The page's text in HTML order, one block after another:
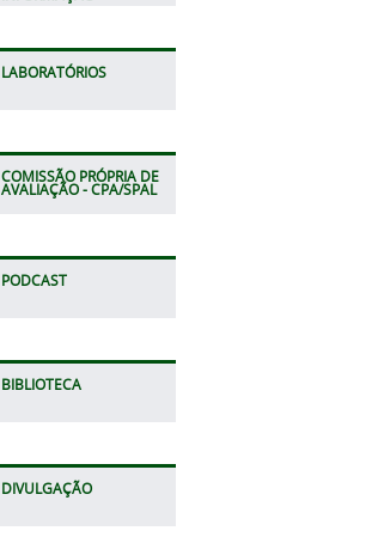
LABORATÓRIOS
COMISSÃO PRÓPRIA DE
AVALIAÇÃO - CPA/SPAL
PODCAST
BIBLIOTECA
DIVULGAÇÃO